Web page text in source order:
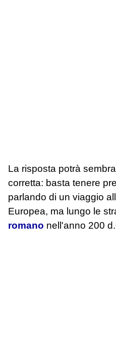
La risposta potrà
corretta: basta tenere
parlando di un viaggio
Europea, ma lungo le
romano nell'anno 200